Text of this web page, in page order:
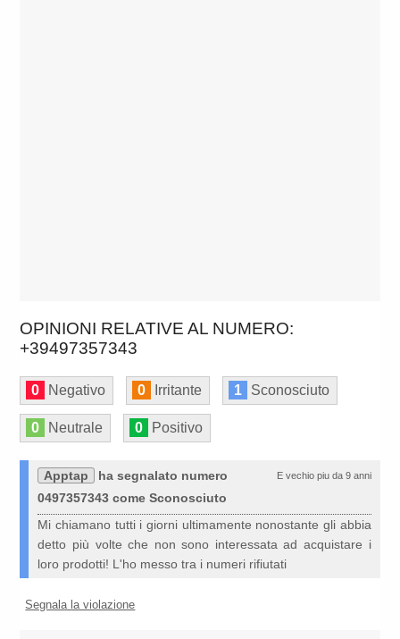
OPINIONI RELATIVE AL NUMERO:
+39497357343
0 Negativo 0 Irritante 1 Sconosciuto
0 Neutrale 0 Positivo
E vechio piu da 9 anni
Apptap
ha segnalato numero
0497357343 come Sconosciuto
Mi chiamano tutti i giorni ultimamente nonostante gli abbia
detto più volte che non sono interessata ad acquistare i
loro prodotti! L'ho messo tra i numeri rifiutati
Segnala la violazione